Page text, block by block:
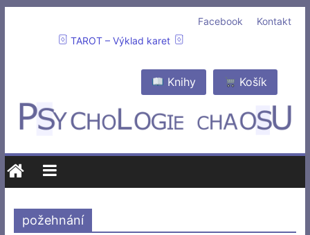
Kontakt
Facebook
TAROT – Výklad karet
Košík
Knihy
požehnání